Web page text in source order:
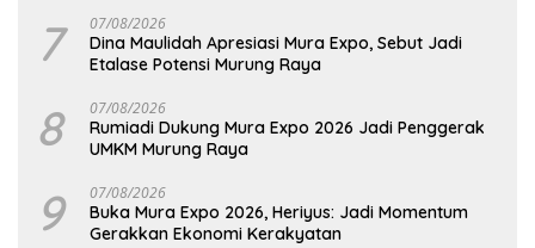
7 07/08/2026
Dina Maulidah Apresiasi Mura Expo, Sebut Jadi
Etalase Potensi Murung Raya
8 07/08/2026
Rumiadi Dukung Mura Expo 2026 Jadi Penggerak
UMKM Murung Raya
9 07/08/2026
Buka Mura Expo 2026, Heriyus: Jadi Momentum
Gerakkan Ekonomi Kerakyatan